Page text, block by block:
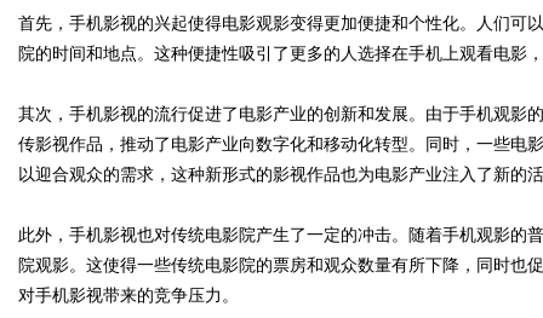
ar
首先，手机影视的兴起使得电影观影变得更加便捷和个性化。人们可
院的时间和地点。这种便捷性吸引了更多的人选择在手机上观看电影
其次，手机影视的流行促进了电影产业的创新和发展。由于手机观影
传影视作品，推动了电影产业向数字化和移动化转型。同时，一些电
以迎合观众的需求，这种新形式的影视作品也为电影产业注入了新的
此外，手机影视也对传统电影院产生了一定的冲击。随着手机观影的
院观影。这使得一些传统电影院的票房和观众数量有所下降，同时也
对手机影视带来的竞争压力。